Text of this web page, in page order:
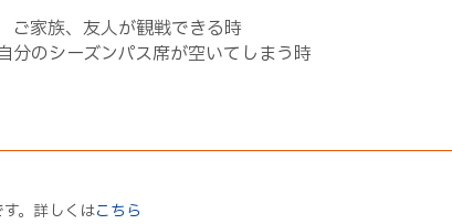
ご家族、友人が観戦できる時
のシーズンパス席が空いてしまう時
。詳しくはこちら